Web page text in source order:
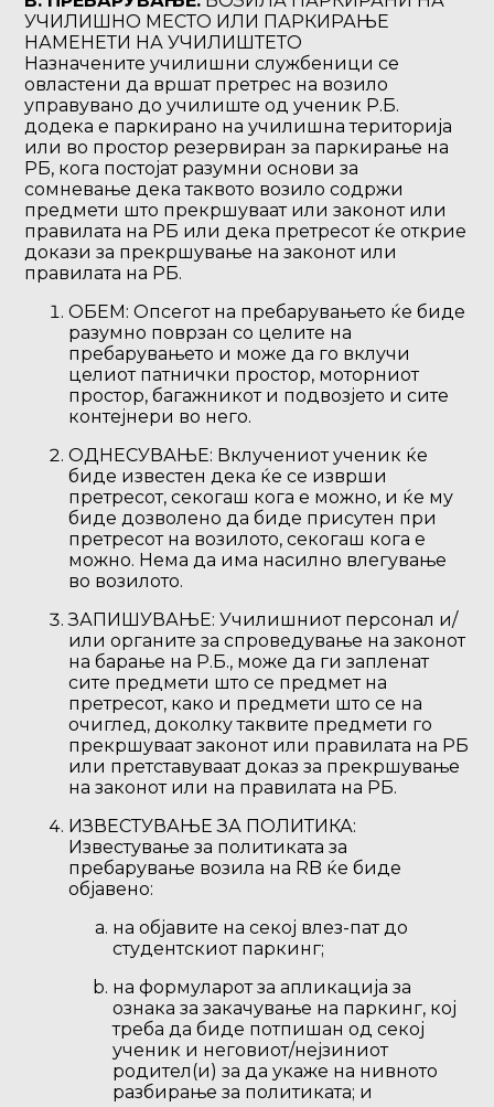
УЧИЛИШНО МЕСТО ИЛИ ПАРКИРАЊЕ
НАМЕНЕТИ НА УЧИЛИШТЕТО
Назначените училишни службеници се
овластени да вршат претрес на возило
управувано до училиште од ученик Р.Б.
додека е паркирано на училишна територија
или во простор резервиран за паркирање на
РБ, кога постојат разумни основи за
сомневање дека таквото возило содржи
предмети што прекршуваат или законот или
правилата на РБ или дека претресот ќе открие
докази за прекршување на законот или
правилата на РБ.
ОБЕМ: Опсегот на пребарувањето ќе биде
разумно поврзан со целите на
пребарувањето и може да го вклучи
целиот патнички простор, моторниот
простор, багажникот и подвозјето и сите
контејнери во него.
ОДНЕСУВАЊЕ: Вклучениот ученик ќе
биде известен дека ќе се изврши
претресот, секогаш кога е можно, и ќе му
биде дозволено да биде присутен при
претресот на возилото, секогаш кога е
можно. Нема да има насилно влегување
во возилото.
ЗАПИШУВАЊЕ: Училишниот персонал и/
или органите за спроведување на законот
на барање на Р.Б., може да ги запленат
сите предмети што се предмет на
претресот, како и предмети што се на
очиглед, доколку таквите предмети го
прекршуваат законот или правилата на РБ
или претставуваат доказ за прекршување
на законот или на правилата на РБ.
ИЗВЕСТУВАЊЕ ЗА ПОЛИТИКА:
Известување за политиката за
пребарување возила на RB ќе биде
објавено:
на објавите на секој влез-пат до
студентскиот паркинг;
на формуларот за апликација за
ознака за закачување на паркинг, кој
треба да биде потпишан од секој
ученик и неговиот/нејзиниот
родител(и) за да укаже на нивното
разбирање за политиката; и